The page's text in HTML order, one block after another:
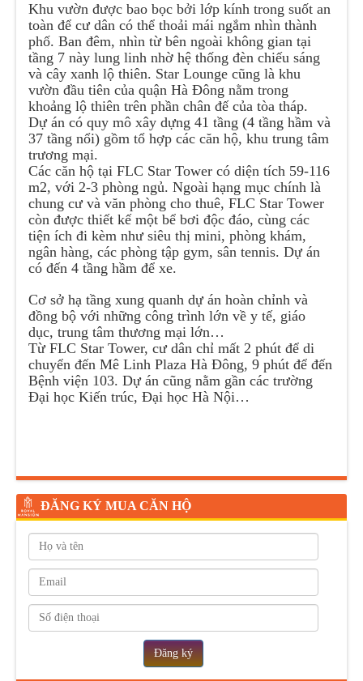
Khu vườn được bao bọc bởi lớp kính trong suốt an
toàn để cư dân có thể thoải mái ngắm nhìn thành
phố. Ban đêm, nhìn từ bên ngoài không gian tại
tầng 7 này lung linh nhờ hệ thống đèn chiếu sáng
và cây xanh lộ thiên. Star Lounge cũng là khu
vườn đầu tiên của quận Hà Đông nằm trong
khoảng lộ thiên trên phần chân đế của tòa tháp.
Dự án có quy mô xây dựng 41 tầng (4 tầng hầm và
37 tầng nổi) gồm tổ hợp các căn hộ, khu trung tâm
trương mại.
Các căn hộ tại FLC Star Tower có diện tích 59-116
m2, với 2-3 phòng ngủ. Ngoài hạng mục chính là
chung cư và văn phòng cho thuê, FLC Star Tower
còn được thiết kế một bể bơi độc đáo, cùng các
tiện ích đi kèm như siêu thị mini, phòng khám,
ngân hàng, các phòng tập gym, sân tennis. Dự án
có đến 4 tầng hầm để xe.
Cơ sở hạ tầng xung quanh dự án hoàn chỉnh và
đồng bộ với những công trình lớn về y tế, giáo
dục, trung tâm thương mại lớn…
Từ FLC Star Tower, cư dân chỉ mất 2 phút để di
chuyển đến Mê Linh Plaza Hà Đông, 9 phút để đến
Bệnh viện 103. Dự án cũng nằm gần các trường
Đại học Kiến trúc, Đại học Hà Nội…
ĐĂNG KÝ MUA CĂN HỘ
Đăng ký